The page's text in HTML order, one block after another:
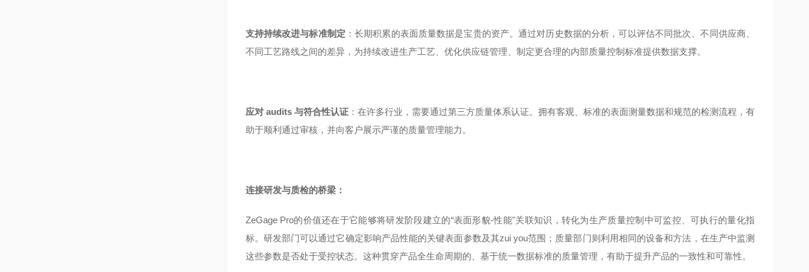
支持持续改进与标准制定 ：长期积累的表面质量数据是宝贵的资产。通过对历史数据的分析，可以评估不同批次、不同供应商、
不同工艺路线之间的差异，为持续改进生产工艺、优化供应链管理、制定更合理的内部质量控制标准提供数据支撑。
应对 audits 与符合性认证：在许多行业，需要通过第三方质量体系认证。拥有客观、标准的表面测量数据和规范的检测流程，有
助于顺利通过审核，并向客户展示严谨的质量管理能力。
连接研发与质检的桥梁：
ZeGage Pro的价值还在于它能够将研发阶段建立的“表面形貌-性能"关联知识，转化为生产质量控制中可监控、可执行的量化指
标。研发部门可以通过它确定影响产品性能的关键表面参数及其zui you范围；质量部门则利用相同的设备和方法，在生产中监测
这些参数是否处于受控状态。这种贯穿产品全生命周期的、基于统一数据标准的质量管理，有助于提升产品的一致性和可靠性。